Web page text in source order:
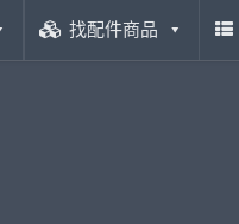
找配件商品